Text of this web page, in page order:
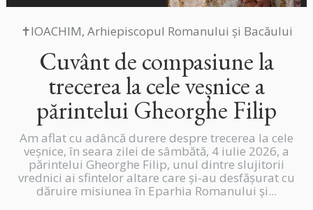
✝IOACHIM, Arhiepiscopul Romanului și Bacăului
Cuvânt de compasiune la
trecerea la cele veșnice a
părintelui Gheorghe Filip
Am aflat cu adâncă durere despre trecerea la cele
veșnice, în seara zilei de sâmbătă, 4 iulie 2026, a
părintelui Gheorghe Filip, unul dintre slujitorii
vrednici ai sfintelor altare care și-au desfășurat cu
dăruire misiunea în Eparhia Romanului și...